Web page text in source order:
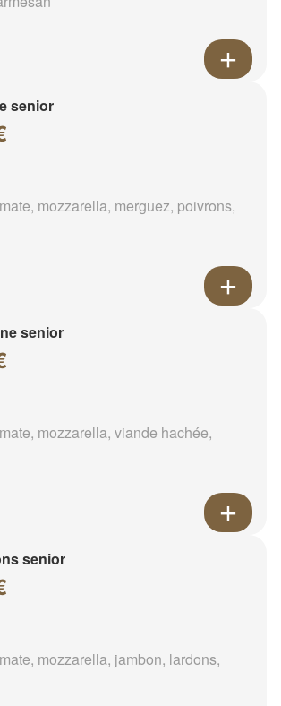
senior
mozzarella, merguez, poivrons,
senior
mozzarella, viande hachée,
senior
mozzarella, jambon, lardons,